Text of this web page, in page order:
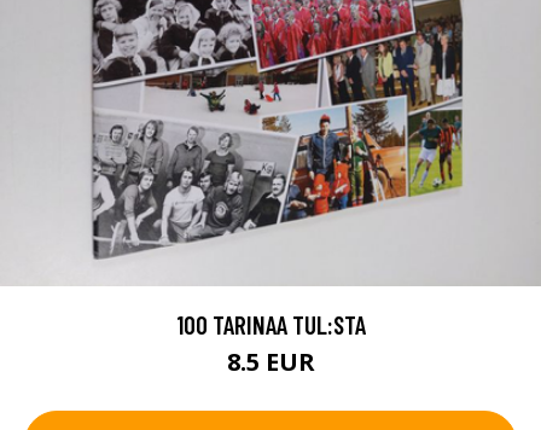
100 TARINAA TUL:STA
8.5 EUR